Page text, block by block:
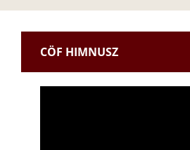
CÖF HIMNUSZ